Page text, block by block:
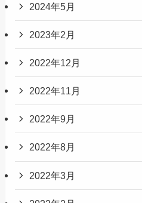
2024年5月
2023年2月
2022年12月
2022年11月
2022年9月
2022年8月
2022年3月